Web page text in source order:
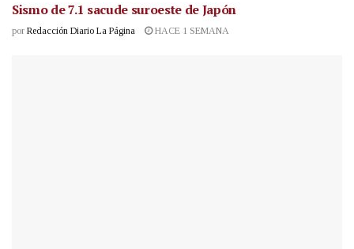
Sismo de 7.1 sacude suroeste de Japón
por Redacción Diario La Página HACE 1 SEMANA